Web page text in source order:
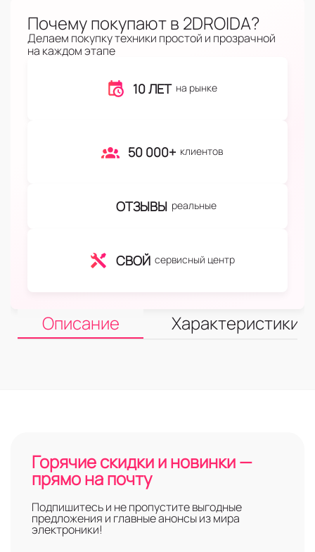
Почему покупают в 2DROIDA?
Делаем покупку техники простой и прозрачной
на каждом этапе
10 ЛЕТ на рынке
50 000+ клиентов
ОТЗЫВЫ реальные
СВОЙ сервисный центр
Описание Характеристики
Горячие скидки и новинки —
прямо на почту
Подпишитесь и не пропустите выгодные
предложения и главные анонсы из мира
электроники!